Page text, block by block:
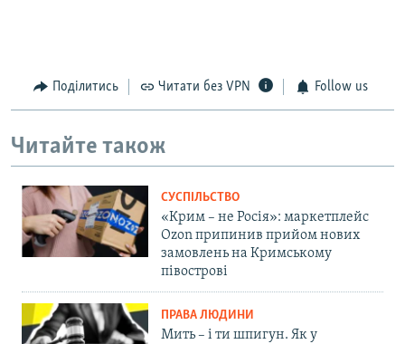
Поділитись Читати без VPN Follow us
Читайте також
СУСПІЛЬСТВО
«Крим – не Росія»: маркетплейс
Ozon припинив прийом нових
замовлень на Кримському
півострові
ПРАВА ЛЮДИНИ
Мить – і ти шпигун. Як у